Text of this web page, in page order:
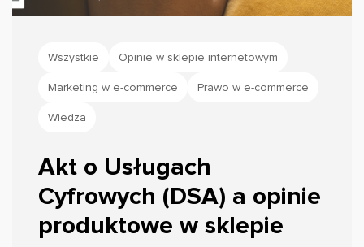
Wszystkie Opinie w sklepie internetowym
Marketing w e-commerce Prawo w e-commerce
Wiedza
Akt o Usługach
Cyfrowych (DSA) a opinie
produktowe w sklepie